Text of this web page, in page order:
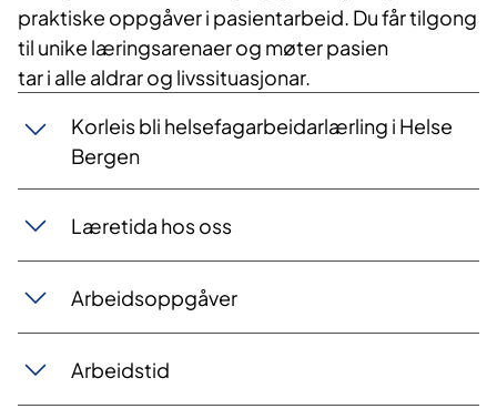
praktiske oppgåver i pasientarbeid. Du får tilgong
til unike læringsarenaer og møter pasien
tar i alle aldrar og livssituasjonar.
Korleis bli helsefagarbeidarlærling i Helse
Bergen
Læretida hos oss
Arbeidsoppgåver
Arbeidstid